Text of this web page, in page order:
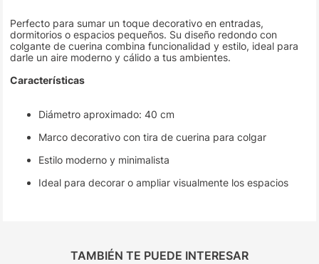
Perfecto para sumar un toque decorativo en entradas,
dormitorios o espacios pequeños. Su diseño redondo con
colgante de cuerina combina funcionalidad y estilo, ideal para
darle un aire moderno y cálido a tus ambientes.
Características
Diámetro aproximado: 40 cm
Marco decorativo con tira de cuerina para colgar
Estilo moderno y minimalista
Ideal para decorar o ampliar visualmente los espacios
TAMBIÉN TE PUEDE INTERESAR